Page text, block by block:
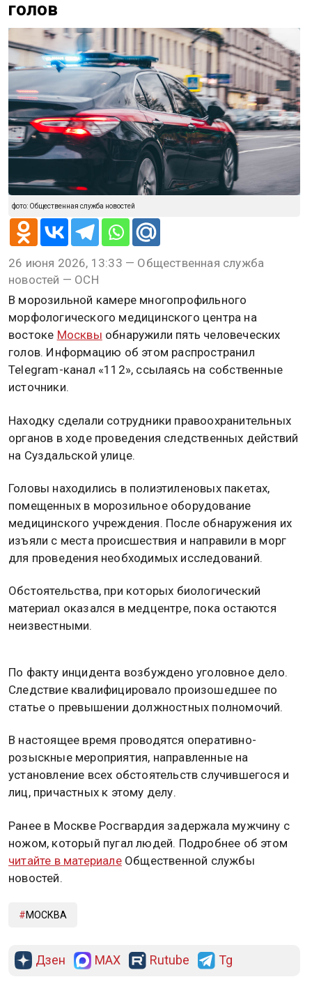
голов
фото: Общественная служба новостей
26 июня 2026, 13:33 — Общественная служба
новостей — ОСН
В морозильной камере многопрофильного
морфологического медицинского центра на
востоке Москвы обнаружили пять человеческих
голов. Информацию об этом распространил
Telegram-канал «112», ссылаясь на собственные
источники.
Находку сделали сотрудники правоохранительных
органов в ходе проведения следственных действий
на Суздальской улице.
Головы находились в полиэтиленовых пакетах,
помещенных в морозильное оборудование
медицинского учреждения. После обнаружения их
изъяли с места происшествия и направили в морг
для проведения необходимых исследований.
Обстоятельства, при которых биологический
материал оказался в медцентре, пока остаются
неизвестными.
По факту инцидента возбуждено уголовное дело.
Следствие квалифицировало произошедшее по
статье о превышении должностных полномочий.
В настоящее время проводятся оперативно-
розыскные мероприятия, направленные на
установление всех обстоятельств случившегося и
лиц, причастных к этому делу.
Ранее в Москве Росгвардия задержала мужчину с
ножом, который пугал людей. Подробнее об этом
читайте в материалеОбщественной службы
новостей.
МОСКВА
Дзен MAX Rutube Tg